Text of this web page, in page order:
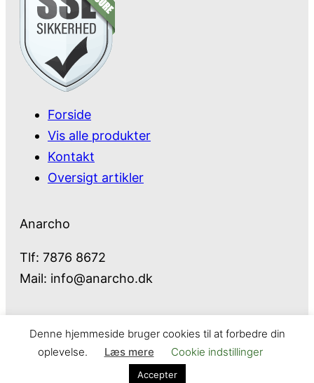
Forside
Vis alle produkter
Kontakt
Oversigt artikler
Anarcho
Tlf: 7876 8672
Mail: info@anarcho.dk
Anarcho – alt i Hårde Hvidevarer
Cookie- og privatlivspolitik Kontakt
Denne hjemmeside bruger cookies til at forbedre din
oplevelse.
Læs mere Cookie indstillinger
Accepter